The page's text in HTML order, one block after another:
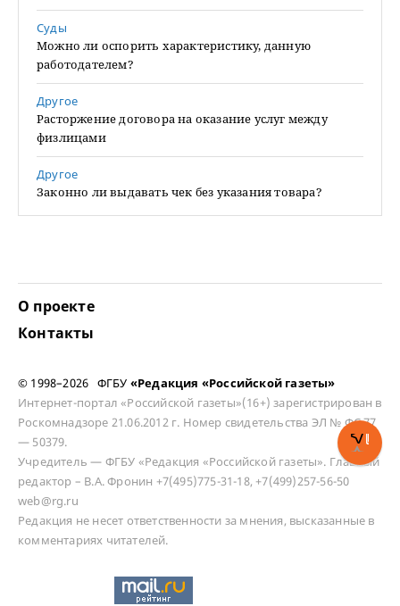
Суды
Можно ли оспорить характеристику, данную
работодателем?
Другое
Расторжение договора на оказание услуг между
физлицами
Другое
Законно ли выдавать чек без указания товара?
О проекте
Контакты
© 1998–2026 ФГБУ «Редакция «Российской газеты»
Интернет-портал «Российской газеты»(16+) зарегистрирован в
Роскомнадзоре 21.06.2012 г. Номер свидетельства ЭЛ № ФС 77
— 50379.
Учредитель — ФГБУ «Редакция «Российской газеты». Главный
редактор – В.А. Фронин +7(495)775-31-18, +7(499)257-56-50
web@rg.ru
Редакция не несет ответственности за мнения, высказанные в
комментариях читателей.